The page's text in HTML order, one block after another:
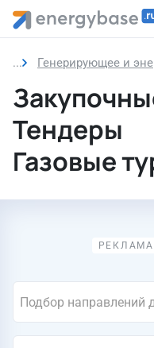
Генерирующее и
Тендеры
Газовые
Подбор направлений